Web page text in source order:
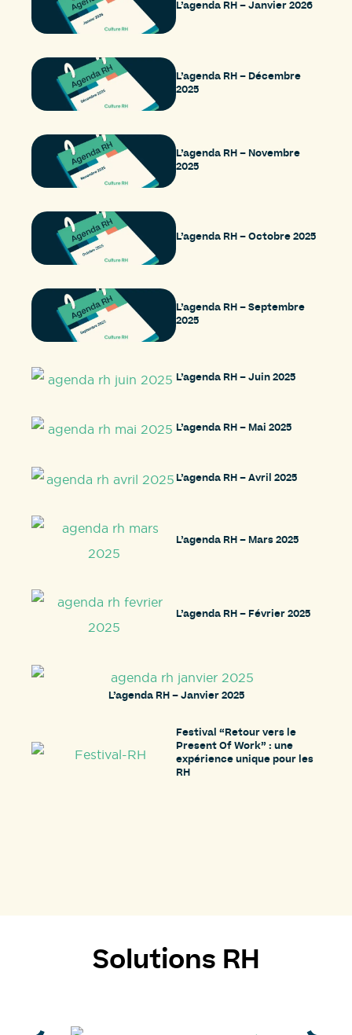
L’agenda RH – Janvier 2026
L’agenda RH – Décembre
2025
L’agenda RH – Novembre
2025
L’agenda RH – Octobre 2025
L’agenda RH – Septembre
2025
L’agenda RH – Juin 2025
L’agenda RH – Mai 2025
L’agenda RH – Avril 2025
L’agenda RH – Mars 2025
L’agenda RH – Février 2025
L’agenda RH – Janvier 2025
Festival “Retour vers le
Present Of Work” : une
expérience unique pour les
RH
Solutions RH